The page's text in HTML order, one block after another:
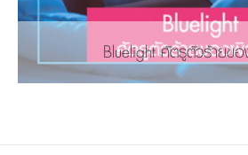
Bluelight ศัตรูตัวร้ายข